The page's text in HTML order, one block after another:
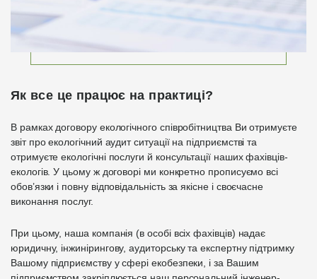
Як все це працює на практиці?
В рамках договору екологічного співробітництва Ви отримуєте
звіт про екологічний аудит ситуації на підприємстві та
отримуєте екологічні послуги й консультації наших фахівців-
екологів. У цьому ж договорі ми конкретно прописуємо всі
обов’язки і повну відповідальність за якісне і своєчасне
виконання послуг.
При цьому, наша компанія (в особі всіх фахівців) надає
юридичну, інжинірингову, аудиторську та експертну підтримку
Вашому підприємству у сфері екобезпеки, і за Вашим